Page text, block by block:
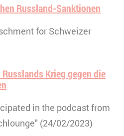
Russland-Sanktionen
for Schweizer
Krieg gegen die
in the podcast from
(24/02/2023)